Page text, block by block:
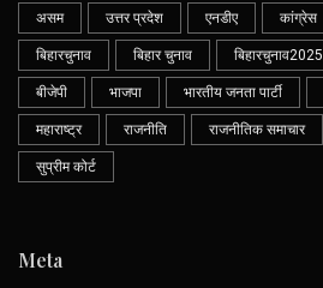
असम उत्तर प्रदेश एनडीए कांग्रेस
बिहारचुनाव बिहार चुनाव बिहारचुनाव2025
बीजेपी भाजपा भारतीय जनता पार्टी
महाराष्ट्र राजनीति राजनीतिक समाचार
सुप्रीम कोर्ट
Meta